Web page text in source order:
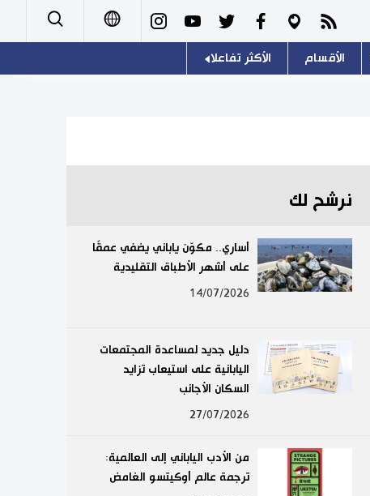
Español
الأقسام
اقتصاد
ثقافة
لايف ستايل
إعلان
الأكثر تفاعلا
نرشح لك
أساري.. مكوّن ياباني يضفي عمقًا
على أشهر الأطباق التقليدية
14/07/2026
دليل جديد لمساعدة المجتمعات
اليابانية على استيعاب تزايد
السكان الأجانب
27/07/2026
من الأدب الياباني إلى العالمية:
ترجمة عالم أوكيتسو الغامض